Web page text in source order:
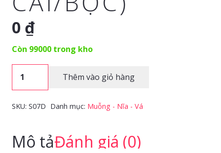
0 ₫
Còn 99000 trong kho
lượng
Thêm vào giỏ hàng
SKU: S07D Danh mục: Muỗng - Nĩa - Vá
Mô tảĐánh giá (0)